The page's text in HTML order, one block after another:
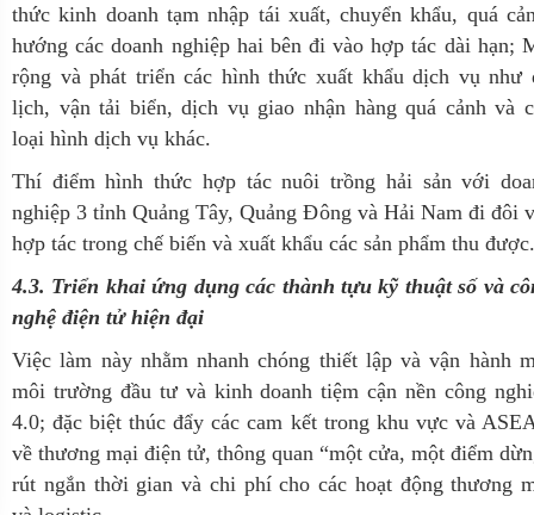
thức kinh doanh tạm nhập tái xuất, chuyển khẩu, quá
hướng các doanh nghiệp hai bên đi vào hợp tác dài hạn;
rộng và phát triển các hình thức xuất khẩu dịch vụ như
lịch, vận tải biển, dịch vụ giao nhận hàng quá cảnh và
loại hình dịch vụ khác.
Thí điểm hình thức hợp tác nuôi trồng hải sản với
nghiệp 3 tỉnh Quảng Tây, Quảng Đông và Hải Nam đi đôi
hợp tác trong chế biến và xuất khẩu các sản phẩm thu được.
4.3. Triển khai ứng dụng các thành tựu kỹ thuật số và
nghệ điện tử hiện đại
Việc làm này nhằm nhanh chóng thiết lập và vận hành
môi trường đầu tư và kinh doanh tiệm cận nền công
4.0; đặc biệt thúc đẩy các cam kết trong khu vực và
về thương mại điện tử, thông quan “một cửa, một điểm
rút ngắn thời gian và chi phí cho các hoạt động thương